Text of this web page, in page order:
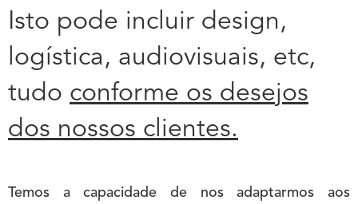
Isto pode incluir design,
logística, audiovisuais, etc,
tudo conforme os desejos
dos nossos clientes.
Temos a capacidade de nos adaptarmos aos